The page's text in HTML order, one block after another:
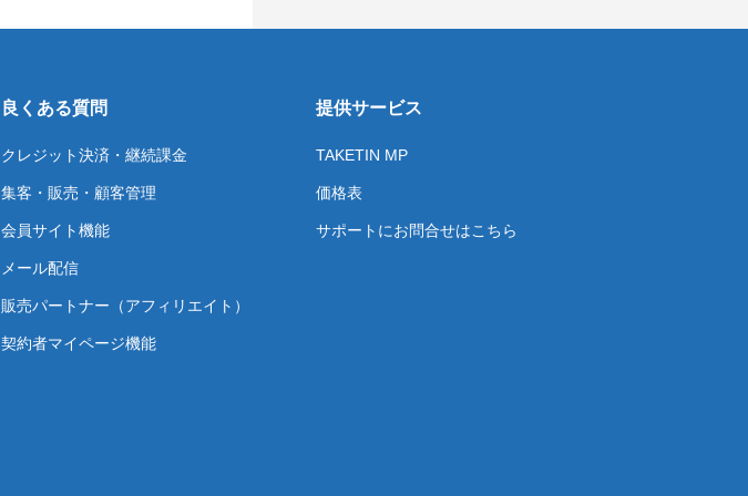
良くある質問
クレジット決済・継続課金
集客・販売・顧客管理
会員サイト機能
メール配信
販売パートナー（アフィリエイト）
契約者マイページ機能
提供サービス
TAKETIN MP
価格表
サポートにお問合せはこちら